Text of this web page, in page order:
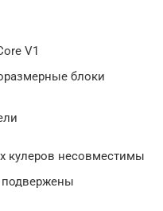
V1
блоки
кулеров несовместимы